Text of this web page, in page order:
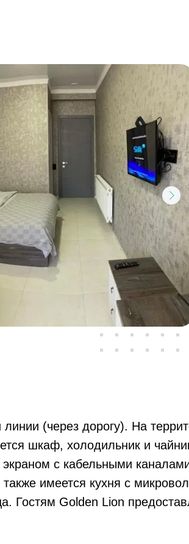
(через дорогу). На
шкаф, холодильник и
с кабельными
имеется кухня с
Гостям Golden Lion